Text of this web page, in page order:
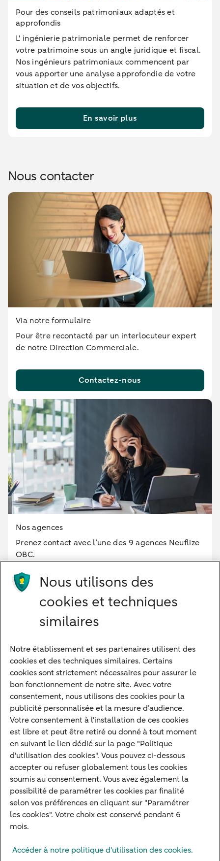
Pour des conseils patrimoniaux adaptés et
approfondis
L' ingénierie patrimoniale permet de renforcer
votre patrimoine sous un angle juridique et fiscal.
Nos ingénieurs patrimoniaux commencent par
vous apporter une analyse approfondie de votre
situation et de vos objectifs.
En savoir plus
Nous contacter
Via notre formulaire
Pour être recontacté par un interlocuteur expert
de notre Direction Commerciale.
Contactez-nous
Nos agences
Prenez contact avec l’une des 9 agences Neuflize
OBC.
+33 (0)6 69 29 05 68
Notre approche
Nos experts
Notre raison d'être
Devenir client
Diversifier vos classes d'actifs
Structurer votre patrimoine
Développer votre entreprise
Banque à distance
Actualités
Contact
Plan du site
Autres sites
Nous utilisons des
cookies et techniques
similaires
Notre établissement et ses partenaires utilisent des
cookies et des techniques similaires. Certains
cookies sont strictement nécessaires pour assurer le
bon fonctionnement de notre site. Avec votre
consentement, nous utilisons des cookies pour la
publicité personnalisée et la mesure d’audience.
Votre consentement à l'installation de ces cookies
est libre et peut être retiré ou donné à tout moment
en suivant le lien dédié sur la page "Politique
d'utilisation des cookies". Vous pouvez ci-dessous
accepter ou refuser globalement tous les cookies
soumis au consentement. Vous avez également la
possibilité de paramétrer les cookies par finalité
selon vos préférences en cliquant sur "Paramétrer
les cookies". Votre choix est conservé pendant 6
mois.
Accéder à notre politique d'utilisation des cookies.